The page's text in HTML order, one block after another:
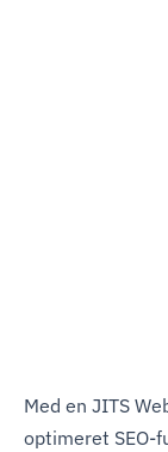
Med en JITS
optimeret SEO-